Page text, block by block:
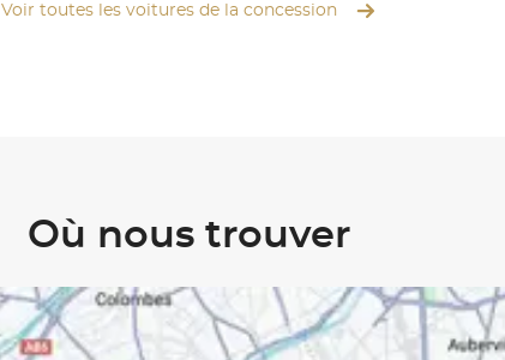
Voir toutes les voitures de la concession
Où nous trouver